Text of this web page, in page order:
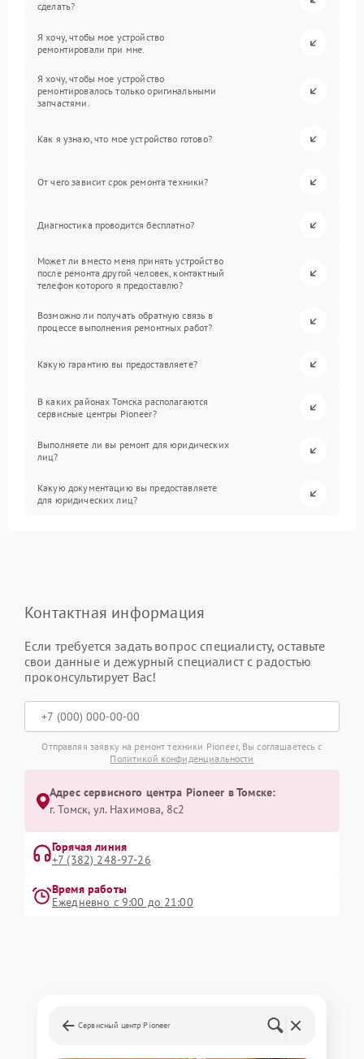
сделать?
Я хочу, чтобы мое устройство
ремонтировали при мне.
Я хочу, чтобы мое устройство
ремонтировалось только оригинальными
запчастями.
Как я узнаю, что мое устройство готово?
От чего зависит срок ремонта техники?
Диагностика проводится бесплатно?
Может ли вместо меня принять устройство
после ремонта другой человек, контактный
телефон которого я предоставлю?
Возможно ли получать обратную связь в
процессе выполнения ремонтных работ?
Какую гарантию вы предоставляете?
В каких районах Томска располагаются
сервисные центры Pioneer?
Выполняете ли вы ремонт для юридических
лиц?
Какую документацию вы предоставляете
для юридических лиц?
Контактная информация
Если требуется задать вопрос специалисту, оставьте
свои данные и дежурный специалист с радостью
проконсультирует Вас!
Отправляя заявку на ремонт техники Pioneer, Вы соглашаетесь с
Политикой конфиденциальности
Адрес сервисного центра Pioneer в Томске:
г. Томск, ул. Нахимова, 8с2
Горячая линия
+7 (382) 248-97-26
Время работы
Ежедневно с 9:00 до 21:00
Сервисный центр Pioneer